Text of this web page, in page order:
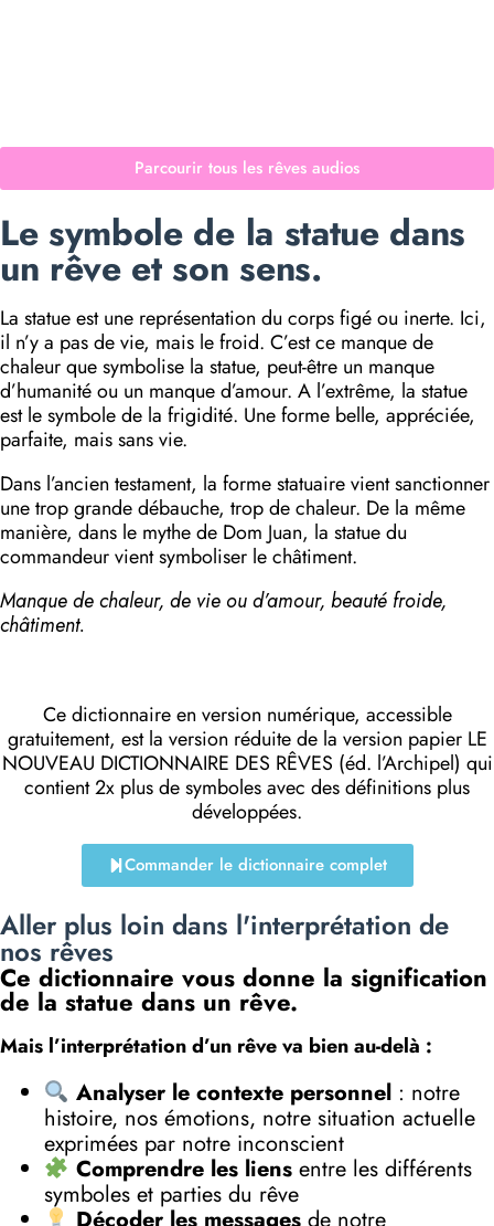
Parcourir tous les rêves audios
Le symbole de la statue dans
un rêve et son sens.
La statue est une représentation du corps figé ou inerte. Ici,
il n’y a pas de vie, mais le froid. C’est ce manque de
chaleur que symbolise la statue, peut-être un manque
d’humanité ou un manque d’amour. A l’extrême, la statue
est le symbole de la frigidité. Une forme belle, appréciée,
parfaite, mais sans vie.
Dans l’ancien testament, la forme statuaire vient sanctionner
une trop grande débauche, trop de chaleur. De la même
manière, dans le mythe de Dom Juan, la statue du
commandeur vient symboliser le châtiment.
Manque de chaleur, de vie ou d’amour, beauté froide,
châtiment.
Ce dictionnaire en version numérique, accessible
gratuitement, est la version réduite de la version papier LE
NOUVEAU DICTIONNAIRE DES RÊVES (éd. l’Archipel) qui
contient 2x plus de symboles avec des définitions plus
développées.
Commander le dictionnaire complet
Aller plus loin dans l'interprétation de
nos rêves
Ce dictionnaire vous donne la signification
de la statue dans un rêve.
Mais l’interprétation d’un rêve va bien au-delà :
Analyser le contexte personnel: notre
histoire, nos émotions, notre situation actuelle
exprimées par notre inconscient
Comprendre les liensentre les différents
symboles et parties du rêve